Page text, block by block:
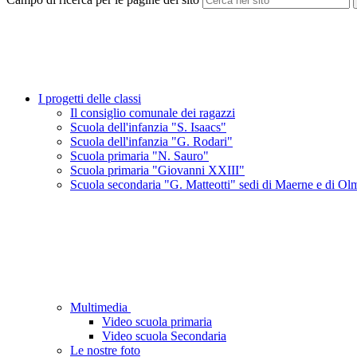
I progetti delle classi
Il consiglio comunale dei ragazzi
Scuola dell'infanzia "S. Isaacs"
Scuola dell'infanzia "G. Rodari"
Scuola primaria "N. Sauro"
Scuola primaria "Giovanni XXIII"
Scuola secondaria "G. Matteotti" sedi di Maerne e di
Multimedia
Video scuola primaria
Video scuola Secondaria
Le nostre foto